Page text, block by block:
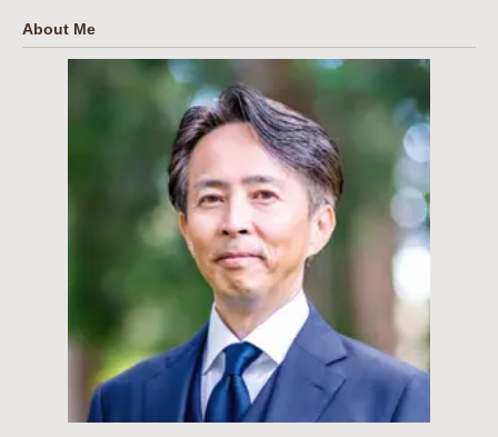
About Me